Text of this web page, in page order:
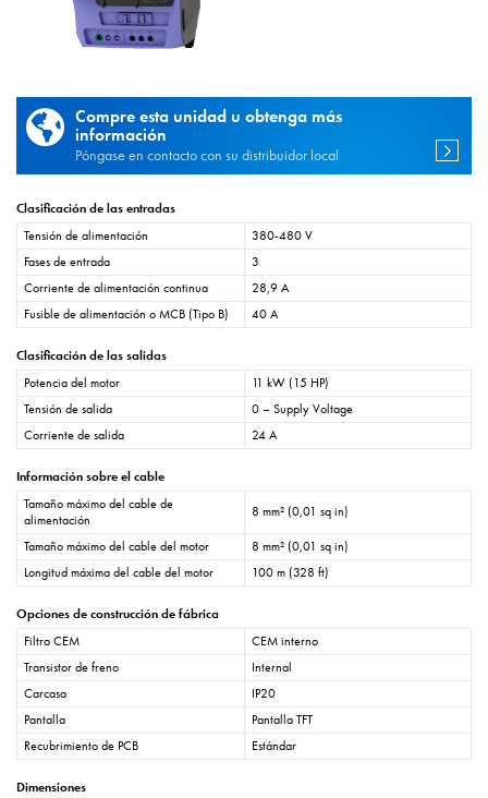
Compre esta unidad u obtenga más
información
Póngase en contacto con su distribuidor local
Clasificación de las entradas
Tensión de alimentación
380-480 V
Fases de entrada
3
Corriente de alimentación continua
28,9 A
Fusible de alimentación o MCB (Tipo B)
40 A
Clasificación de las salidas
Potencia del motor
11 kW (15 HP)
Tensión de salida
0 – Supply Voltage
Corriente de salida
24 A
Información sobre el cable
Tamaño máximo del cable de
alimentación
8 mm² (0,01 sq in)
Tamaño máximo del cable del motor
8 mm² (0,01 sq in)
Longitud máxima del cable del motor
100 m (328 ft)
Opciones de construcción de fábrica
Filtro CEM
CEM interno
Transistor de freno
Internal
Carcasa
IP20
Pantalla
Pantalla TFT
Recubrimiento de PCB
Estándar
Dimensiones